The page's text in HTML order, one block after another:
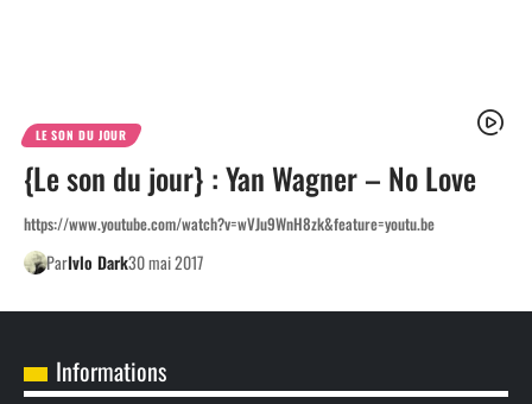
LE SON DU JOUR
{Le son du jour} : Yan Wagner – No Love
https://www.youtube.com/watch?v=wVJu9WnH8zk&feature=youtu.be
ParIvlo Dark30 mai 2017
Informations